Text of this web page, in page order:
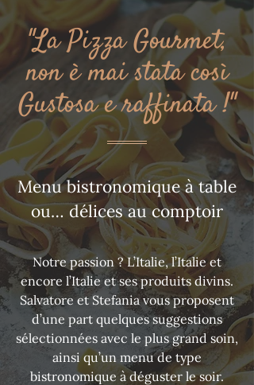
"La Pizza Gourmet,
non è mai stata così
Gustosa e raffinata !"
Menu bistronomique à table
ou… délices au comptoir
Notre passion ? L’Italie, l’Italie et
encore l’Italie et ses produits divins.
Salvatore et Stefania vous proposent
d’une part quelques suggestions
sélectionnées avec le plus grand soin,
ainsi qu’un menu de type
bistronomique à déguster le soir.